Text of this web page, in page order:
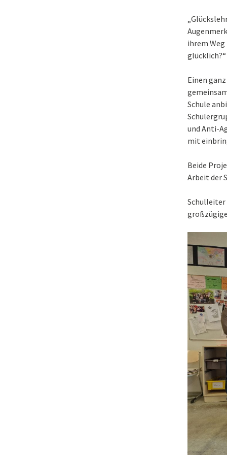
ihrem
Einen
Schule
und Anti-
mit
Beide
Arbeit der
Schulleiter